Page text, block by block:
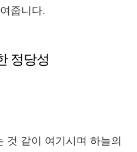
줍니다.
정당성
것 같이 여기시며 하늘의